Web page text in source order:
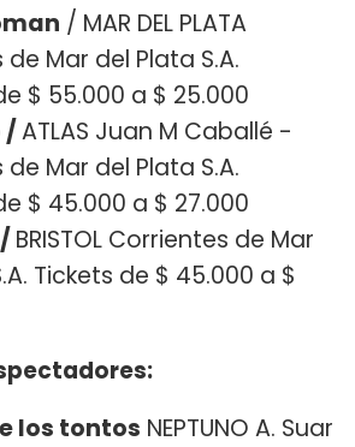
/ MAR DEL PLATA
Mar del Plata S.A.
$ 55.000 a $ 25.000
/ATLAS Juan M Caballé -
Mar del Plata S.A.
$ 45.000 a $ 27.000
BRISTOL Corrientes de Mar
Tickets de $ 45.000 a $
los tontos NEPTUNO A. Suar